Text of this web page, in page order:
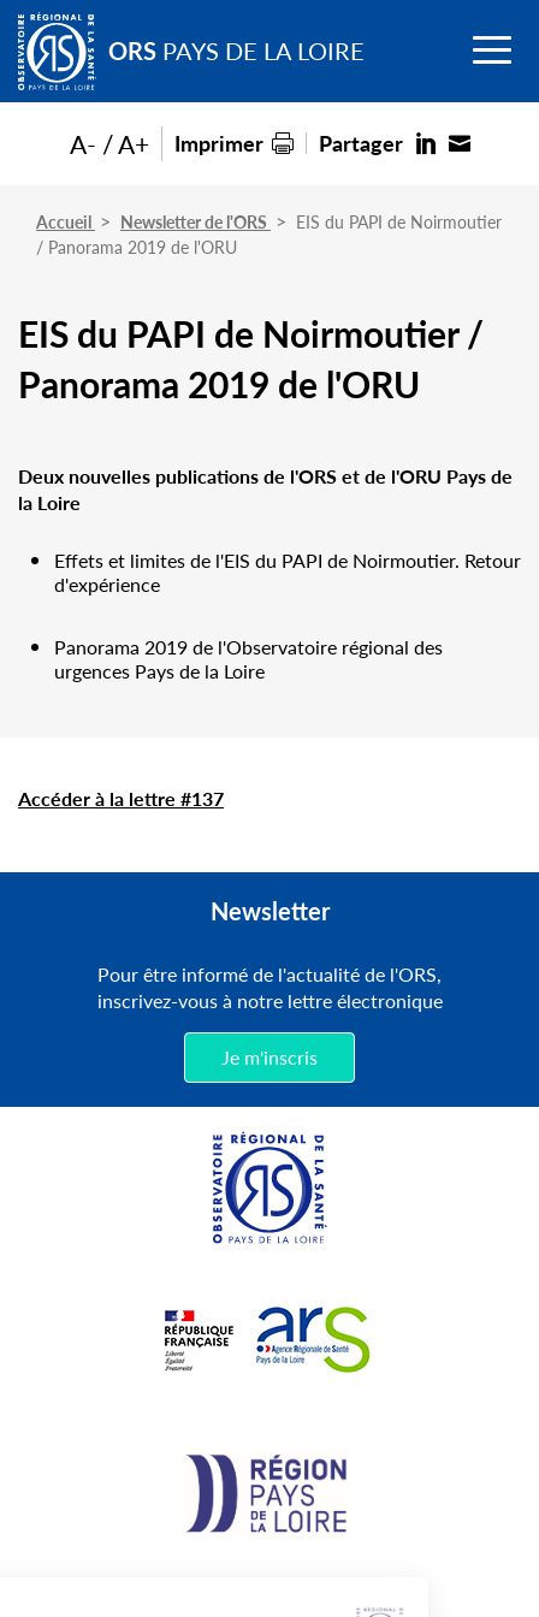
Go to
main
content ORS PAYS DE LA LOIRE Menu
Accueil Newsletter de l'ORS
EIS du PAPI de Noirmoutier
/ Panorama 2019 de l'ORU
EIS du PAPI de Noirmoutier /
Panorama 2019 de l'ORU
Deux nouvelles publications de l'ORS et de l'ORU Pays de
la Loire
Effets et limites de l'EIS du PAPI de Noirmoutier. Retour
d'expérience
Panorama 2019 de l'Observatoire régional des
urgences Pays de la Loire
A- A+ Imprimer Partager
Accéder à la lettre #137
Newsletter
Pour être informé de l'actualité de l'ORS,
inscrivez-vous à notre lettre électronique
Je m'inscris